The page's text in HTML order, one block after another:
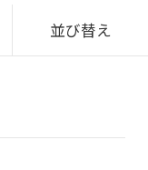
並び替え